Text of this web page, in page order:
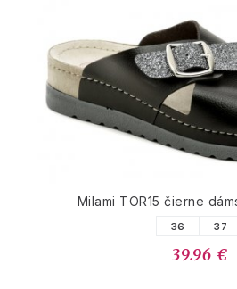
Milami TOR15 čierne
36 37
39.96 €